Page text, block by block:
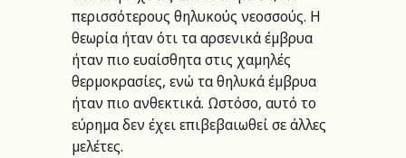
περισσότερους θηλυκούς νεοσσούς. Η
θεωρία ήταν ότι τα αρσενικά έμβρυα
ήταν πιο ευαίσθητα στις χαμηλές
θερμοκρασίες, ενώ τα θηλυκά έμβρυα
ήταν πιο ανθεκτικά. Ωστόσο, αυτό το
εύρημα δεν έχει επιβεβαιωθεί σε άλλες
μελέτες.